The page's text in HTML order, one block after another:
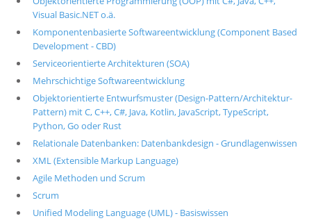
Visual Basic.NET o.ä.
Komponentenbasierte Softwareentwicklung (Component Based
Development - CBD)
Serviceorientierte Architekturen (SOA)
Mehrschichtige Softwareentwicklung
Objektorientierte Entwurfsmuster (Design-Pattern/Architektur-
Pattern) mit C, C++, C#, Java, Kotlin, JavaScript, TypeScript,
Python, Go oder Rust
Relationale Datenbanken: Datenbankdesign - Grundlagenwissen
XML (Extensible Markup Language)
Agile Methoden und Scrum
Scrum
Unified Modeling Language (UML) - Basiswissen